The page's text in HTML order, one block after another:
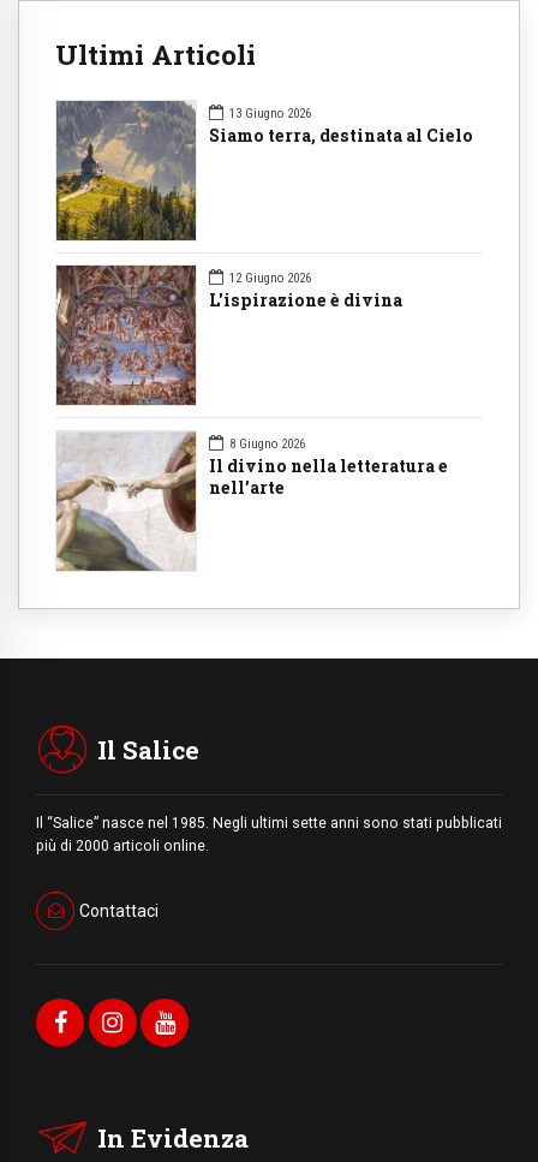
Ultimi Articoli
13 Giugno 2026
Siamo terra, destinata al Cielo
12 Giugno 2026
L'ispirazione è divina
8 Giugno 2026
Il divino nella letteratura e
nell’arte
Il Salice
Il “Salice” nasce nel 1985. Negli ultimi sette anni sono stati pubblicati
più di 2000 articoli online.
Contattaci
In Evidenza